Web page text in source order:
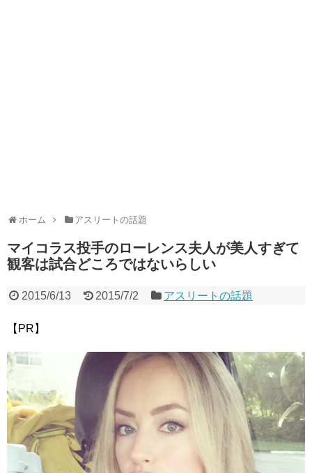
ホーム アスリートの話題
マイコラス投手のローレンス夫人が美人すぎて
観客は試合どころではないらしい
2015/6/13 2015/7/2 アスリートの話題
【PR】